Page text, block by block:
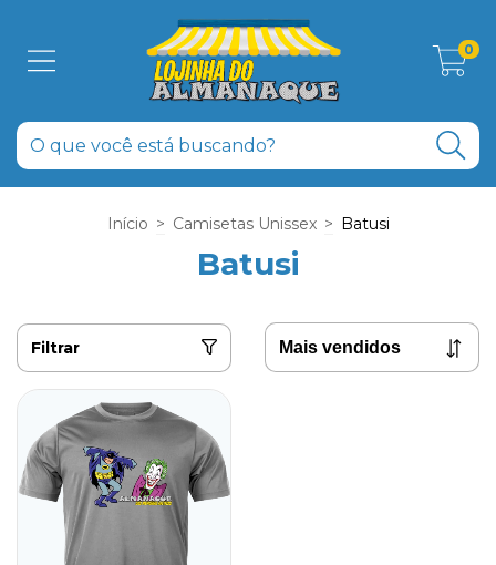
0
Início > Camisetas Unissex > Batusi
Batusi
Filtrar